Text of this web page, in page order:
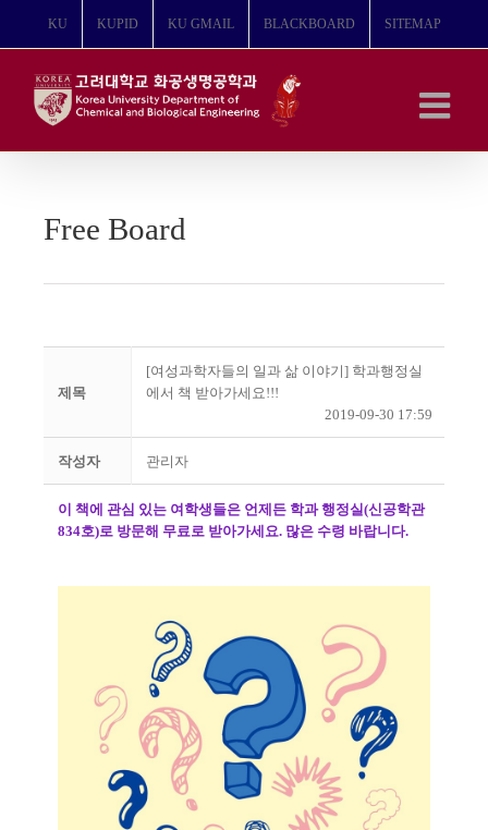
뛰
KU KUPID KU GMAIL BLACKBOARD SITEMAP
Free Board
제목
[여성과학자들의 일과 삶 이야기] 학과행정실
에서 책 받아가세요!!!
2019-09-30 17:59
작성자 관리자
이 책에 관심 있는 여학생들은 언제든 학과 행정실(신공학관
834호)로 방문해 무료로 받아가세요. 많은 수령 바랍니다.